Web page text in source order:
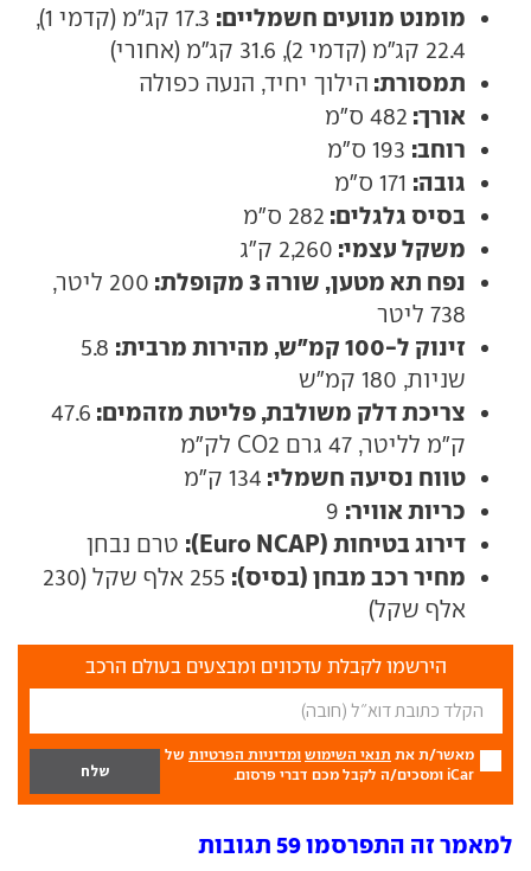
מומנט מנועים חשמליים:
17.3 קג"מ (קדמי 1),
22.4 קג"מ (קדמי 2), 31.6 קג"מ (אחורי)
תמסורת: הילוך יחיד, הנעה כפולה
אורך: 482 ס"מ
רוחב:
גובה:
בסיס גלגלים: 282 ס"מ
משקל עצמי: 2,260 ק"ג
נפח תא מטען, שורה 3 מקופלת:
200 ליטר,
738 ליטר
זינוק ל-100 קמ"ש, מהירות מרבית:
5.8
שניות, 180 קמ"ש
צריכת דלק משולבת, פליטת מזהמים: 47.6
ק"מ לליטר, 47 גרם CO2 לק"מ
טווח נסיעה חשמלי: 134 ק"מ
כריות אוויר:
דירוג בטיחות (Euro NCAP): טרם נבחן
מחיר רכב מבחן (בסיס):
255 אלף שקל (230
אלף שקל)
הירשמו לקבלת עדכונים ומבצעים בעולם הרכב
מאשר/ת את תנאי השימוש ומדיניות הפרטיות של
iCar ומסכים/ה לקבל מכם דברי פרסום.
למאמר זה התפרסמו 59 תגובות